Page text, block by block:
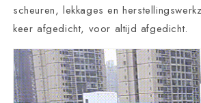
scheuren, lekkages en
keer afgedicht, voor altijd afgedicht.